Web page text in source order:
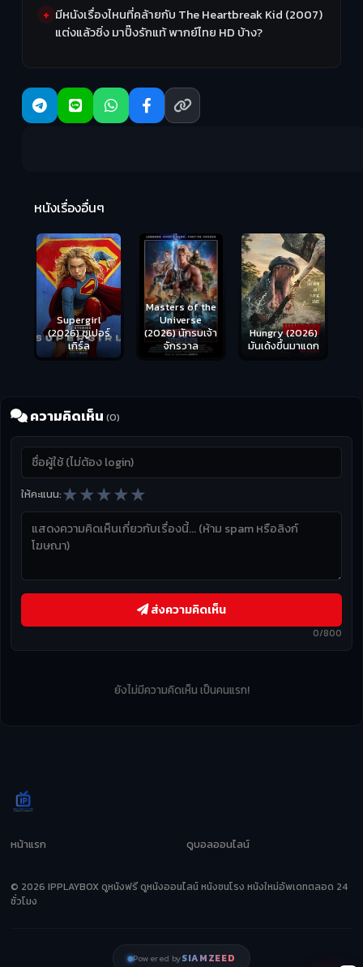
มีหนังเรื่องไหนที่คล้ายกับ The Heartbreak Kid (2007)
แต่งแล้วชิ่ง มาปิ๊งรักแท้ พากย์ไทย HD บ้าง?
หนังเรื่องอื่นๆ
Supergirl
(2026) ซูเปอร์
เกิร์ล
Masters of the
Universe
(2026) นักรบเจ้า
จักรวาล
Hungry (2026)
มันเด้งขึ้นมาแดก
ความคิดเห็น (0)
ให้คะแนน:★★★★★
0/800
ส่งความคิดเห็น
ยังไม่มีความคิดเห็น เป็นคนแรก!
หน้าแรก ดูบอลออนไลน์
© 2026 IPPLAYBOX ดูหนังฟรี ดูหนังออนไลน์ หนังชนโรง หนังใหม่อัพเดทตลอด 24
ชั่วโมง
Powered bySIAMZEED